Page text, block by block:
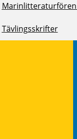
Tävlingsskrifter